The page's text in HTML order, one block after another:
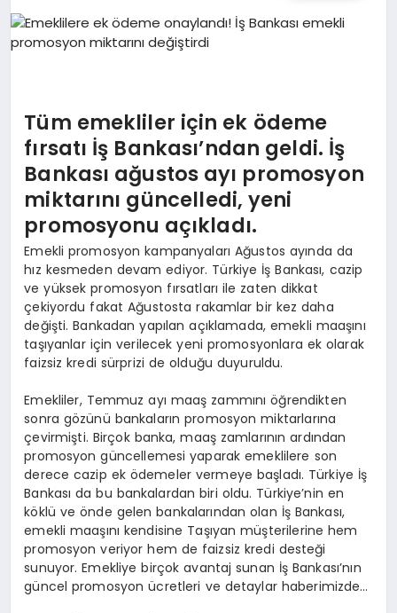
SAĞLIK
SPOR
YAŞAM
DIĞER
Tüm emekliler için ek ödeme
fırsatı İş Bankası’ndan geldi. İş
Bankası ağustos ayı promosyon
miktarını güncelledi, yeni
promosyonu açıkladı.
Emekli promosyon kampanyaları Ağustos ayında da
hız kesmeden devam ediyor. Türkiye İş Bankası, cazip
ve yüksek promosyon fırsatları ile zaten dikkat
çekiyordu fakat Ağustosta rakamlar bir kez daha
değişti. Bankadan yapılan açıklamada, emekli maaşını
taşıyanlar için verilecek yeni promosyonlara ek olarak
faizsiz kredi sürprizi de olduğu duyuruldu.
Emekliler, Temmuz ayı maaş zammını öğrendikten
sonra gözünü bankaların promosyon miktarlarına
çevirmişti. Birçok banka, maaş zamlarının ardından
promosyon güncellemesi yaparak emeklilere son
derece cazip ek ödemeler vermeye başladı. Türkiye İş
Bankası da bu bankalardan biri oldu. Türkiye’nin en
köklü ve önde gelen bankalarından olan İş Bankası,
emekli maaşını kendisine Taşıyan müşterilerine hem
promosyon veriyor hem de faizsiz kredi desteği
sunuyor. Emekliye birçok avantaj sunan İş Bankası’nın
güncel promosyon ücretleri ve detaylar haberimizde…